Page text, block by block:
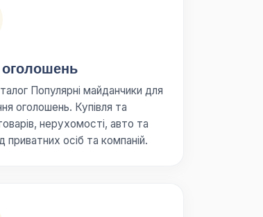
Популярні майданчики для
оголошень. Купівля та
нерухомості, авто та
приватних осіб та компаній.